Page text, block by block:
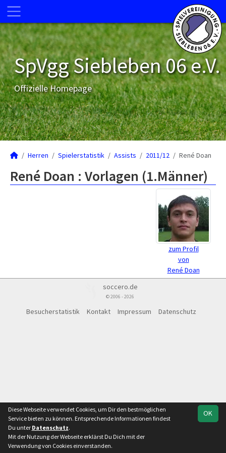
SpVgg Siebleben 06 e.V.
Offizielle Homepage
Herren Spielerstatistik Assists 2011/12 René Doan
René Doan : Vorlagen (1.Männer)
zum Profil
von
René Doan
soccero.de
© 2006 - 2026
Besucherstatistik Kontakt Impressum Datenschutz
OK
Diese Webseite verwendet Cookies, um Dir den bestmöglichen
Service bieten zu können. Entsprechende Informationen findest
Du unter Datenschutz.
Mit der Nutzung der Webseite erklärst Du Dich mit der
Verwendung von Cookies einverstanden.